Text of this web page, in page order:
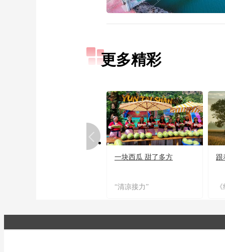
更多精彩
一块西瓜 甜了多方
“清凉接力”
跟